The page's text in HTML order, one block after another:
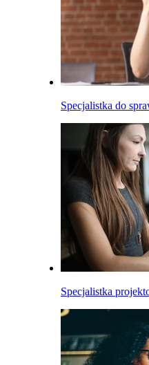
Specjalistka do
Specjalistka